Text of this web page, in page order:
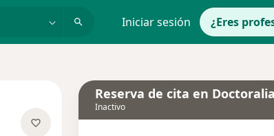
Iniciar sesión ¿Eres
Reserva de cita en Doctoralia
Inactivo